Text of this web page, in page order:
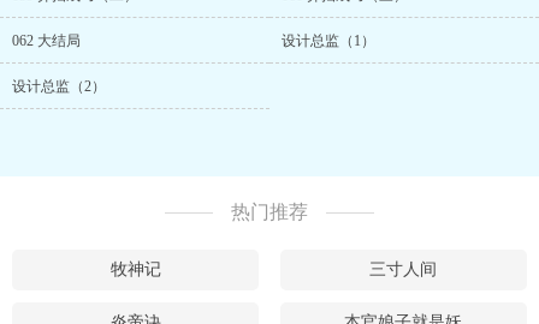
062 大结局 设计总监（1）
设计总监（2）
热门推荐
牧神记 三寸人间